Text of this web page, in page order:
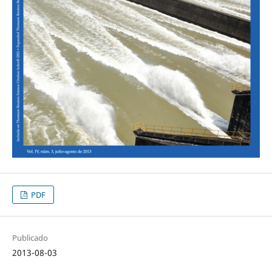
PDF
Publicado
2013-08-03